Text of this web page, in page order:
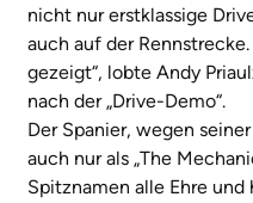
nicht nur erstklassige
auch auf der
gezeigt“, lobte Andy
nach der „Drive-Demo“.
Der Spanier, wegen
auch nur als „The
Spitznamen alle Ehre